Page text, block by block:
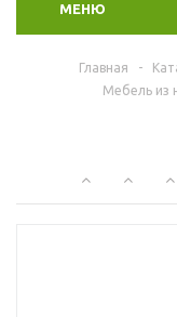
МЕНЮ
Главная -
Мебель из